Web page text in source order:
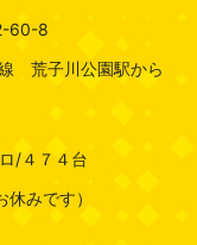
60-8
荒子川公園駅から
/４７４台
みです）